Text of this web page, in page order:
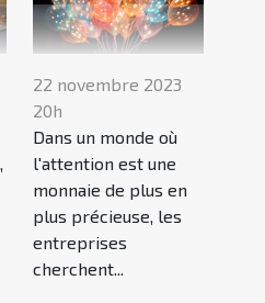
22 novembre 2023
20h
Dans un monde où
l'attention est une
monnaie de plus en
plus précieuse, les
entreprises
cherchent...